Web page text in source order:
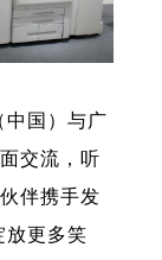
国）与广
交流，听
伴携手发
放更多笑